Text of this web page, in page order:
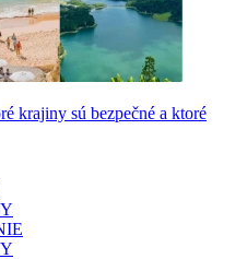
krajiny sú bezpečné a ktoré